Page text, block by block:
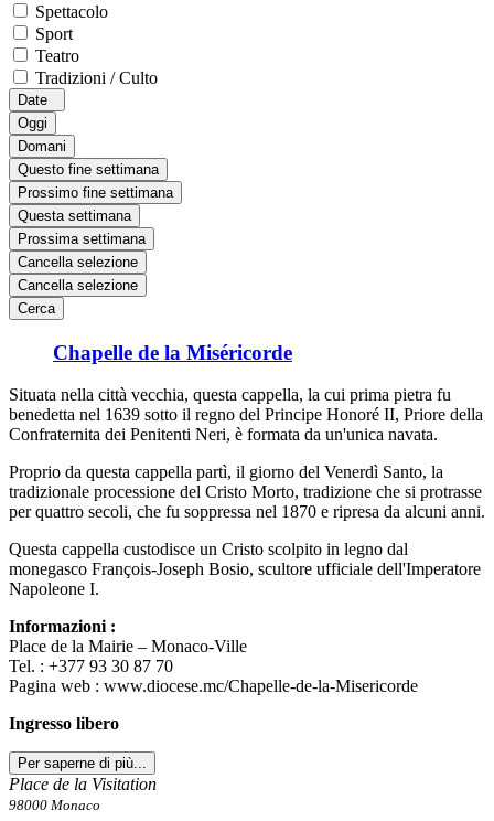
Spettacolo
Sport
Teatro
Tradizioni / Culto
Date
Oggi
Domani
Questo fine settimana
Prossimo fine settimana
Questa settimana
Prossima settimana
Cancella selezione
Cancella selezione
Cerca
Chapelle de la Miséricorde
Situata nella città vecchia, questa cappella, la cui prima pietra fu
benedetta nel 1639 sotto il regno del Principe Honoré II, Priore della
Confraternita dei Penitenti Neri, è formata da un'unica navata.
Proprio da questa cappella partì, il giorno del Venerdì Santo, la
tradizionale processione del Cristo Morto, tradizione che si protrasse
per quattro secoli, che fu soppressa nel 1870 e ripresa da alcuni anni.
Questa cappella custodisce un Cristo scolpito in legno dal
monegasco François-Joseph Bosio, scultore ufficiale dell'Imperatore
Napoleone I.
Informazioni :
Place de la Mairie – Monaco-Ville
Tel. : +377 93 30 87 70
Pagina web : www.diocese.mc/Chapelle-de-la-Misericorde
Ingresso libero
Per saperne di più...
Place de la Visitation
98000 Monaco